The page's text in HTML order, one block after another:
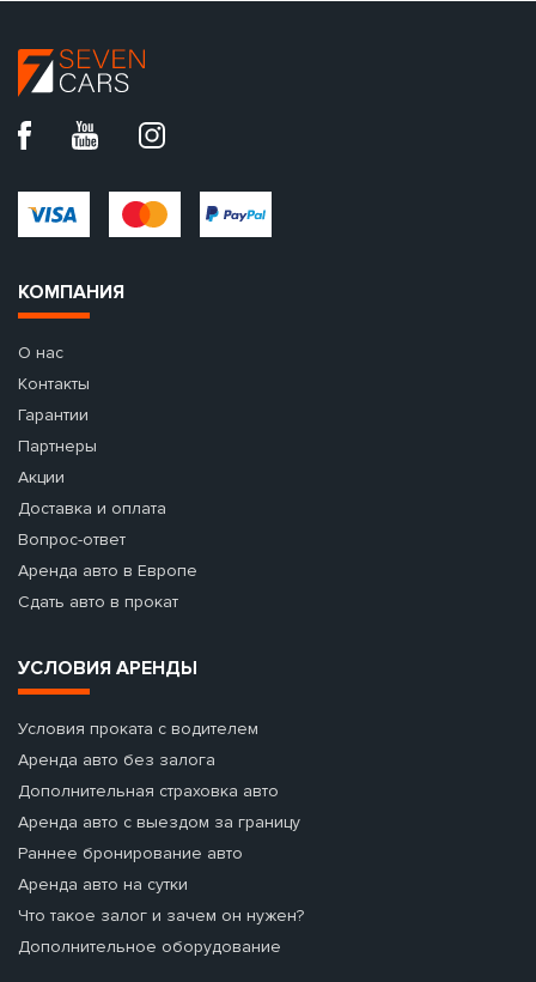
КОМПАНИЯ
О нас
Контакты
Гарантии
Партнеры
Акции
Доставка и оплата
Вопрос-ответ
Аренда авто в Европе
Сдать авто в прокат
УСЛОВИЯ АРЕНДЫ
Условия проката с водителем
Аренда авто без залога
Дополнительная страховка авто
Аренда авто с выездом за границу
Раннее бронирование авто
Аренда авто на сутки
Что такое залог и зачем он нужен?
Дополнительное оборудование